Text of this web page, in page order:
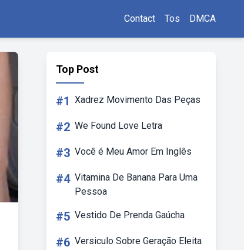
Contact Tos DMCA
Top Post
#1 Xadrez Movimento Das Peças
#2 We Found Love Letra
#3 Você é Meu Amor Em Inglês
#4 Vitamina De Banana Para Uma
Pessoa
#5 Vestido De Prenda Gaúcha
#6 Versiculo Sobre Geração Eleita